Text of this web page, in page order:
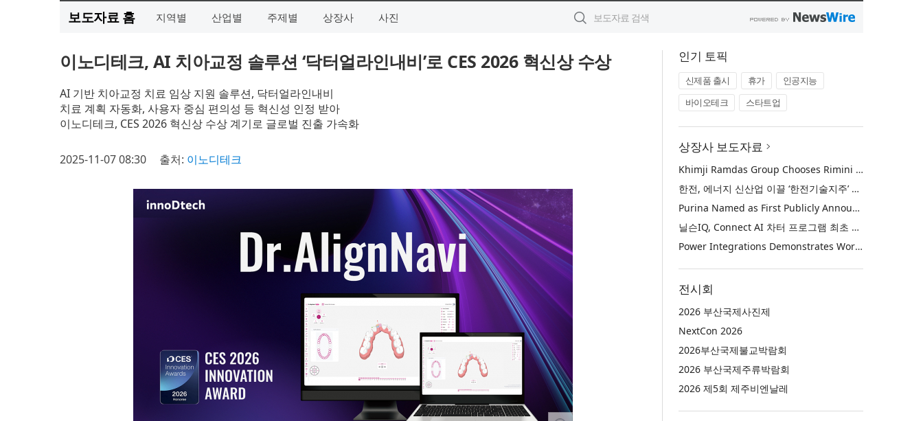
보도자료 홈 지역별 산업별 주제별 상장사 사진
이노디테크, AI 치아교정 솔루션 ‘닥터얼라인내비’로 CES 2026 혁신상 수상
AI 기반 치아교정 치료 임상 지원 솔루션, 닥터얼라인내비
치료 계획 자동화, 사용자 중심 편의성 등 혁신성 인정 받아
이노디테크, CES 2026 혁신상 수상 계기로 글로벌 진출 가속화
2025-11-07 08:30 출처: 이노디테크
인기 토픽
신제품 출시 휴가
인공지능
바이오테크
스타트업
상장사 보도자료
Khimji Ramdas Group Chooses Rimini Street to Reduce SAP Support Costs, Protect 700+ Customizations and Reinvest Savings in Innovation
한전, 에너지 신산업 이끌 ‘한전기술지주’ 공식 출범
Purina Named as First Publicly Announced NIQ ConnectAI Charter Client
닐슨IQ, Connect AI 차터 프로그램 최초 고객사 ‘퓨리나’ 선정
Power Integrations Demonstrates World’s First 2200 V GaN Technology for Next-Era High-Voltage Power Systems
전시회
2026 부산국제사진제
NextCon 2026
2026부산국제불교박람회
2026 부산국제주류박람회
2026 제5회 제주비엔날레